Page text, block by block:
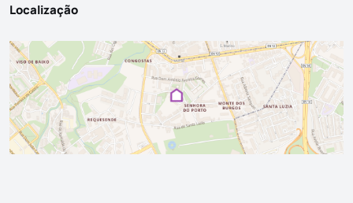
Localização